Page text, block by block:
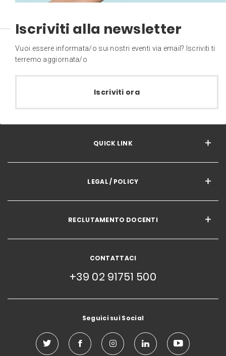
Iscriviti alla newsletter
Vuoi essere informata/o sui nostri eventi via email? Iscriviti ti
terremo aggiornata/o
Iscriviti ora
QUICK LINK
LEGAL / POLICY
RECLUTAMENTO DOCENTI
CONTATTACI
+39 02 91751 500
Seguici sui Social